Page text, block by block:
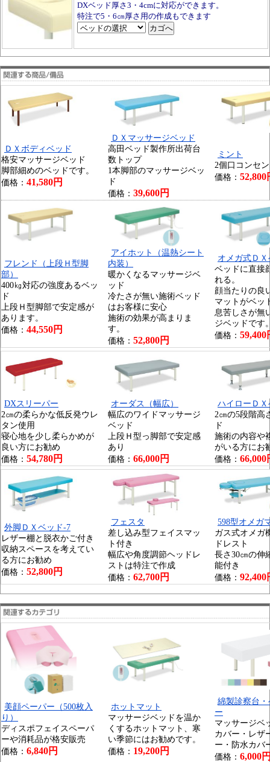
DXベッド厚さ3・4cmに対応ができます。
特注で5・6㎝厚さ用の作成もできます
ＤＸボディベッド
格安マッサージベッド
脚部細めのベッドです。
価格： 41,580円
ＤＸマッサージベッド
高田ベッド製作所出荷台
数トップ
1本脚部のマッサージベッ
ド
価格： 39,600円
ミント
2個口コンセ
価格： 52,800
フレンド（上段Ｈ型脚
部）
400㎏対応の強度あるベッ
ド
上段Ｈ型脚部で安定感が
あります。
価格： 44,550円
アイホット（温熱シート
内装）
暖かくなるマッサージベ
ッド
冷たさが無い施術ベッド
はお客様に安心
施術の効果が高まりま
す。
価格： 52,800円
オメガ式Ｄ
ベッドに直接
れる。
顔当たりの良
マットがベッ
息苦しさが無
ジベッドです
価格： 59,400
DXスリーパー
2㎝の柔らかな低反発ウレ
タン使用
寝心地を少し柔らかめが
良い方にお勧め
価格： 54,780円
オーダス（幅広）
幅広のワイドマッサージ
ベッド
上段Ｈ型っ脚部で安定感
あり
価格： 66,000円
ハイローＤ
2㎝の5段階高
ド
施術の内容や
がいる方にお
価格： 66,000
外脚ＤＸベッド-7
レザー棚と脱衣かご付き
収納スペースを考えてい
る方にお勧め
価格： 52,800円
フェスタ
差し込み型フェイスマッ
ト付き
幅広や角度調節ヘッドレ
ストは特注で作成
価格： 62,700円
598型オメガ
ガス式オメガ
ドレスト
長さ30㎝の伸
能付き
価格： 92,400
美顔ペーパー（500枚入
り）
ディスポフェイスペーパ
ーや消耗品が格安販売
価格： 6,840円
ホットマット
マッサージベッドを温か
くするホットマット、寒
い季節にはお勧めです。
価格： 19,200円
綿製診察台
ー
マッサージベ
カバー・レザ
ー・防水カバ
価格： 6,000